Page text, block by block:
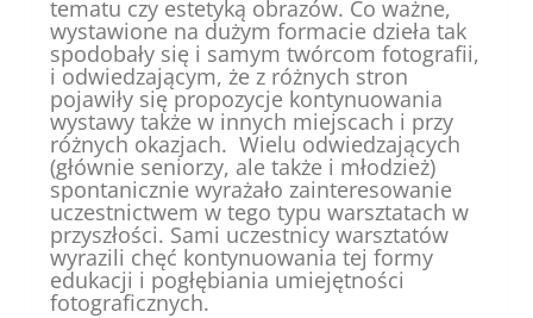
tematu czy estetyką obrazów. Co ważne,
wystawione na dużym formacie dzieła tak
spodobały się i samym twórcom fotografii,
i odwiedzającym, że z różnych stron
pojawiły się propozycje kontynuowania
wystawy także w innych miejscach i przy
różnych okazjach. Wielu odwiedzających
(głównie seniorzy, ale także i młodzież)
spontanicznie wyrażało zainteresowanie
uczestnictwem w tego typu warsztatach w
przyszłości. Sami uczestnicy warsztatów
wyrazili chęć kontynuowania tej formy
edukacji i pogłębiania umiejętności
fotograficznych.